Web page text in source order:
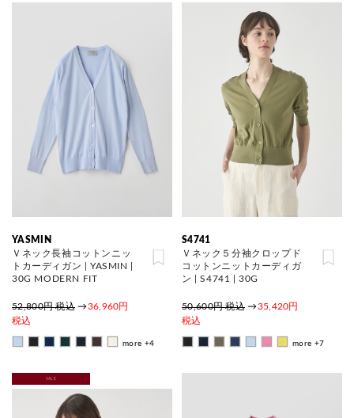
YASMIN
Ｖネック長袖コットンニッ
トカーディガン | YASMIN |
30G MODERN FIT
52,800円 税込 →36,960円
税込
more +4
S4741
Ｖネック５分袖クロップド
コットンニットカーディガ
ン | S4741 | 30G
50,600円 税込 →35,420円
税込
more +7
SALE